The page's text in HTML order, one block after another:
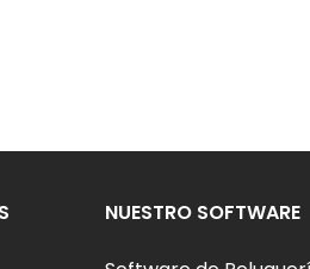
NUESTRO SOFTWARE